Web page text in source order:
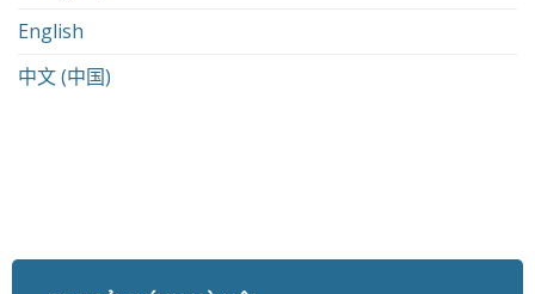
English
中文 (中国)